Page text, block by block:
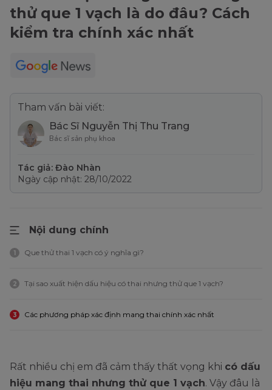
thử que 1 vạch là do đâu? Cách
kiểm tra chính xác nhất
Tham vấn bài viết:
Bác Sĩ Nguyễn Thị Thu Trang
Bác sĩ sản phụ khoa
Tác giả: Đào Nhàn
Ngày cập nhật: 28/10/2022
Nội dung chính
1 Que thử thai 1 vạch có ý nghĩa gì?
2 Tại sao xuất hiện dấu hiệu có thai nhưng thử que 1 vạch?
3 Các phương pháp xác định mang thai chính xác nhất
Rất nhiều chị em đã cảm thấy thất vọng khi có dấu
hiệu mang thai nhưng thử que 1 vạch. Vậy đâu là